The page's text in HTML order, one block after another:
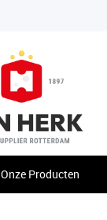
Onze Producten